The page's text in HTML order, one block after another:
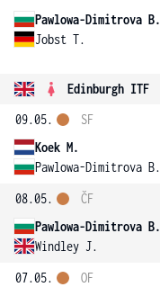
Pawlowa-Dimitrova B.
Jobst T.
Edinburgh ITF
09.05.
Koek M.
Pawlowa-Dimitrova B.
SF
08.05.
Pawlowa-Dimitrova B.
Windley J.
ČF
07.05.
OF